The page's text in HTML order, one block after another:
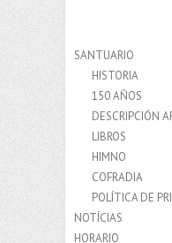
SANTUARIO
HISTORIA
150 AÑOS
DESCRIPCIÓN
LIBROS
HIMNO
COFRADIA
POLÍTICA DE
NOTÍCIAS
HORARIO